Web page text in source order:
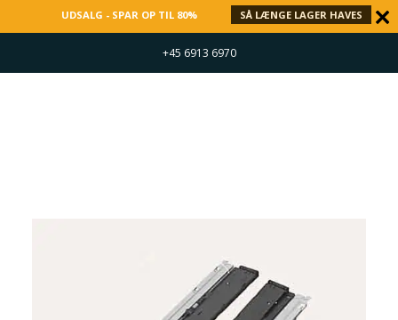
UDSALG - SPAR OP TIL 80% SÅ LÆNGE LAGER HAVES
+45 6913 6970